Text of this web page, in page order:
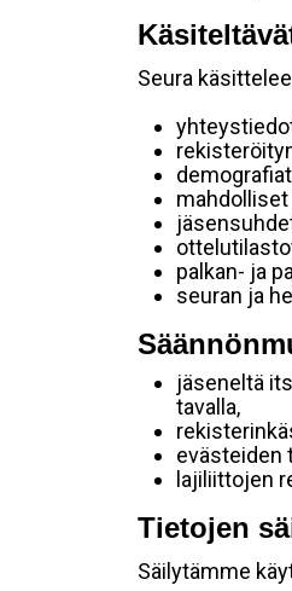
Seura
palkan- ja
seuran ja
jäseneltä
tavalla,
evästeiden
lajiliittojen
Tietojen
Säilytämme